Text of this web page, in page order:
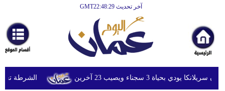
آخر تحديث GMT22:48:29
أخبارعاجلة
رياضة
ثقافةالشرطة يودي بحياة 3 سجناء ويصيب 23 آخرين